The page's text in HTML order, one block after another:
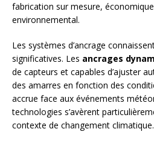
fabrication sur mesure,
environnemental.
Les systèmes d’ancrage
significatives. Les ancrages
de capteurs et capables d’ajuster
des amarres en fonction des
accrue face aux événements
technologies s’avèrent
contexte de changement climatique.